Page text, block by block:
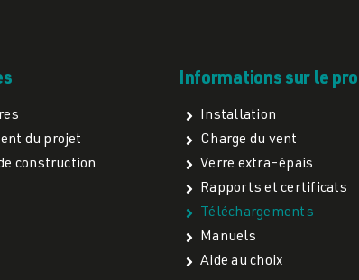
du projet
construction
Informations sur le
Installation
Charge du vent
Verre extra-épais
Rapports et certificats
Téléchargements
Manuels
Aide au choix